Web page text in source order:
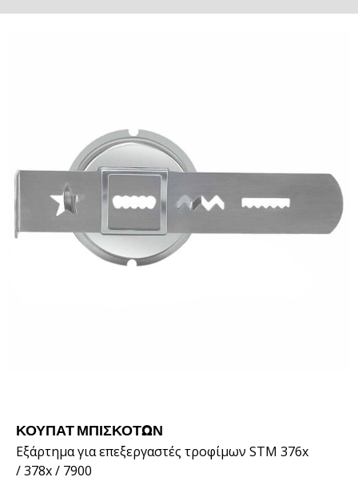
ΚΟΥΠΆΤ ΜΠΙΣΚΌΤΩΝ
Εξάρτημα για επεξεργαστές τροφίμων STM 376x
/ 378x / 7900